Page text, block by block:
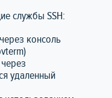
службы SSH:
консоль
удаленный